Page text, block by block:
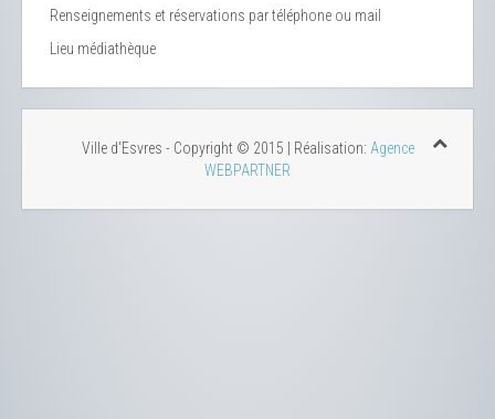
Renseignements et réservations par téléphone ou mail
Lieu médiathèque
Ville d'Esvres - Copyright © 2015 | Réalisation: Agence
WEBPARTNER